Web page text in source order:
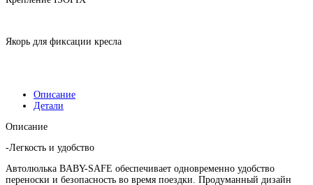
Якорь для фиксации кресла
Описание
Детали
Описание
-Легкость и удобство
Автолюлька BABY-SAFE обеспечивает одновременно удобство
переноски и безопасность во время поездки. Продуманный дизайн